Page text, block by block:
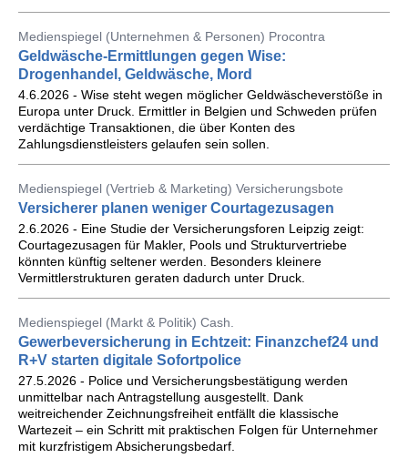
Medienspiegel (Unternehmen & Personen) Procontra
Geldwäsche-Ermittlungen gegen Wise:
Drogenhandel, Geldwäsche, Mord
4.6.2026 - Wise steht wegen möglicher Geldwäscheverstöße in
Europa unter Druck. Ermittler in Belgien und Schweden prüfen
verdächtige Transaktionen, die über Konten des
Zahlungsdienstleisters gelaufen sein sollen.
Medienspiegel (Vertrieb & Marketing) Versicherungsbote
Versicherer planen weniger Courtagezusagen
2.6.2026 - Eine Studie der Versicherungsforen Leipzig zeigt:
Courtagezusagen für Makler, Pools und Strukturvertriebe
könnten künftig seltener werden. Besonders kleinere
Vermittlerstrukturen geraten dadurch unter Druck.
Medienspiegel (Markt & Politik) Cash.
Gewerbeversicherung in Echtzeit: Finanzchef24 und
R+V starten digitale Sofortpolice
27.5.2026 - Police und Versicherungsbestätigung werden
unmittelbar nach Antragstellung ausgestellt. Dank
weitreichender Zeichnungsfreiheit entfällt die klassische
Wartezeit – ein Schritt mit praktischen Folgen für Unternehmer
mit kurzfristigem Absicherungsbedarf.